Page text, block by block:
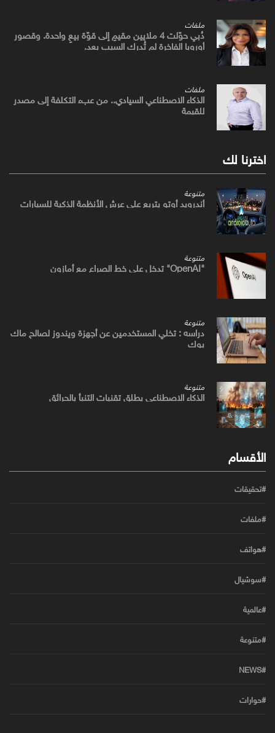
ملفات
دُبي حوّلت 4 ملايين مقيمٍ إلى قوّة بيعٍ واحدة. وقصور
أوروبا الفاخرة لم تُدرك السبب بعد.
ملفات
الذكاء الاصطناعي السيادي.. من عبء التكلفة إلى مصدر
للقيمة
اخترنا لك
متنوعة
أندرويد أوتو يتربع علي عرش الأنظمة الذكية للسيارات
متنوعة
"OpenAI" تدخل علي خط الصراع مع أمازون
متنوعة
دراسه : تخلي المستخدمين عن أجهزة ويندوز لصالح ماك
بوك
متنوعة
الذكاء الاصطناعي يطلق تقنيات التنبأ بالحرائق
الأقسام
#تحقيقات
#ملفات
#هواتف
#سوشيال
#عالمية
#متنوعة
#NEWS
#حوارات